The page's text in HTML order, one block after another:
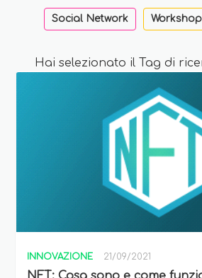
Social Network
Hai selezionato il Tag di
INNOVAZIONE 21/09/2021